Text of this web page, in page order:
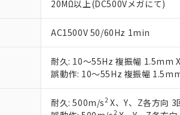
20MΩ以上(DC500Vメガにて)
AC1500V 50/60Hz 1min
耐久: 10～55Hz 複振幅 1.5mm
誤動作: 10～55Hz 複振幅
耐久: 500m/s2X、Y、Z各方向 3
2
マイパーツ
ている必要
お客様が当
が、当社の
さい。
※当社の共同
いる法人を
※3 非含有証明
下記の非含有証明
EU RoHS指令（
51物質の非含有証
※本証明書は発行
「－」：未確認で
空
受注生